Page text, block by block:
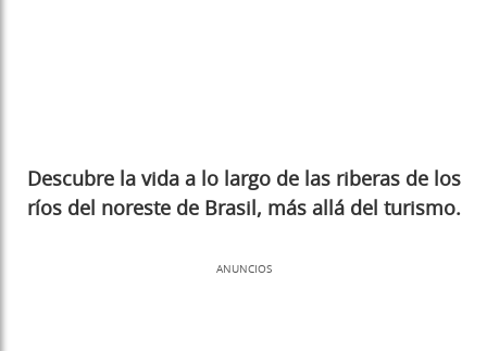
Descubre la vida a lo largo de las riberas de los
ríos del noreste de Brasil, más allá del turismo.
ANUNCIOS